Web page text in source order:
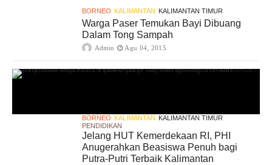
BORNEO KALIMANTAN KALIMANTAN TIMUR
Warga Paser Temukan Bayi Dibuang
Dalam Tong Sampah
Admin Agu 04, 2015
BORNEO KALIMANTAN KALIMANTAN TIMUR
PENDIDIKAN
Jelang HUT Kemerdekaan RI, PHI
Anugerahkan Beasiswa Penuh bagi
Putra-Putri Terbaik Kalimantan